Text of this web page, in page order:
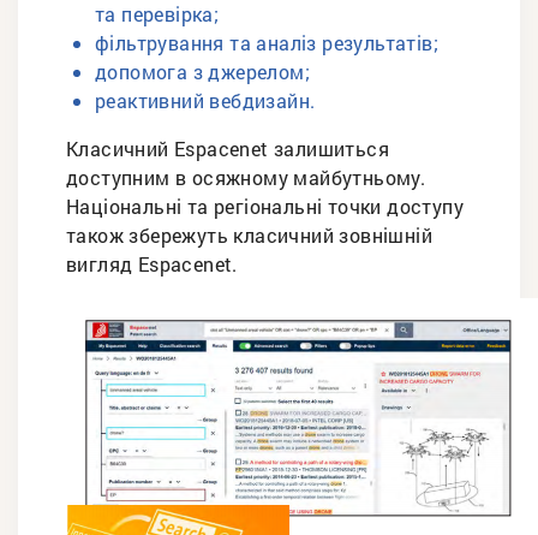
та перевірка;
фільтрування та аналіз результатів;
допомога з джерелом;
реактивний вебдизайн.
Класичний Espacenet залишиться
доступним в осяжному майбутньому.
Національні та регіональні точки доступу
також збережуть класичний зовнішній
вигляд Espacenet.